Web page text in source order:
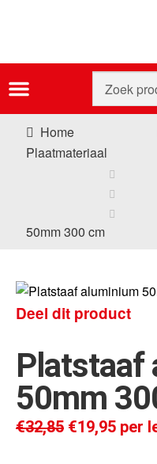
Home
Plaatmateriaal
50mm 300 cm
Deel dit product
Platstaaf
50mm
€32,85 €19,95 per